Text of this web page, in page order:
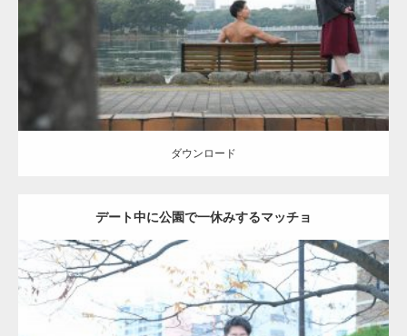
ダウンロード
ダウンロード
デート中に公園で一休みするマッチョ
Update:2021.07.6